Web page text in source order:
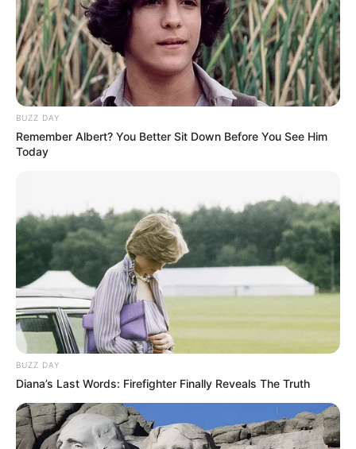
BUZZ DAY
Remember Albert? You Better Sit Down Before You See Him
Today
BUZZ DAY
Diana’s Last Words: Firefighter Finally Reveals The Truth